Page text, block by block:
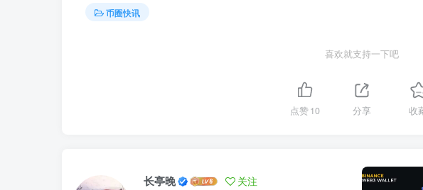
币圈快讯
喜欢就支持一下吧
点赞10 分享 收
长亭晚 关注